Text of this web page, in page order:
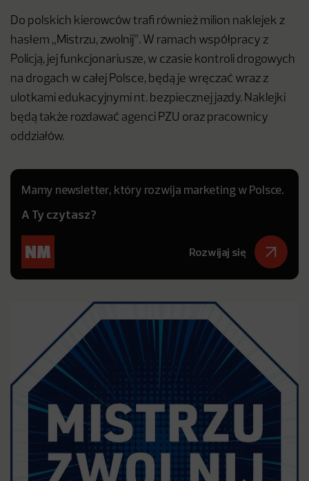
Do polskich kierowców trafi również milion naklejek z
hasłem „Mistrzu, zwolnij”. W ramach współpracy z
Policją, jej funkcjonariusze, w czasie kontroli drogowych
na drogach w całej Polsce, będą je wręczać wraz z
ulotkami edukacyjnymi nt. bezpiecznej jazdy. Naklejki
będą także rozdawać agenci PZU oraz pracownicy
oddziałów.
Mamy newsletter, który rozwija marketing w Polsce.
A Ty czytasz?
Rozwijaj się